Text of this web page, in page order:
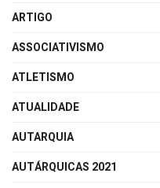
ARTIGO
ASSOCIATIVISMO
ATLETISMO
ATUALIDADE
AUTARQUIA
AUTÁRQUICAS 2021